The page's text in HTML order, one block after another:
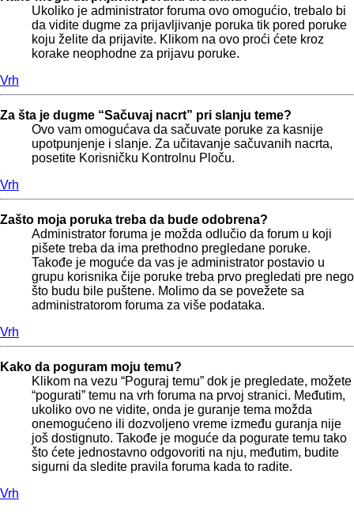
Ukoliko je administrator foruma ovo omogućio, trebalo bi
da vidite dugme za prijavljivanje poruka tik pored poruke
koju želite da prijavite. Klikom na ovo proći ćete kroz
korake neophodne za prijavu poruke.
Vrh
Za šta je dugme “Sačuvaj nacrt” pri slanju teme?
Ovo vam omogućava da sačuvate poruke za kasnije
upotpunjenje i slanje. Za učitavanje sačuvanih nacrta,
posetite Korisničku Kontrolnu Ploču.
Vrh
Zašto moja poruka treba da bude odobrena?
Administrator foruma je možda odlučio da forum u koji
pišete treba da ima prethodno pregledane poruke.
Takođe je moguće da vas je administrator postavio u
grupu korisnika čije poruke treba prvo pregledati pre nego
što budu bile puštene. Molimo da se povežete sa
administratorom foruma za više podataka.
Vrh
Kako da poguram moju temu?
Klikom na vezu “Poguraj temu” dok je pregledate, možete
“pogurati” temu na vrh foruma na prvoj stranici. Međutim,
ukoliko ovo ne vidite, onda je guranje tema možda
onemogućeno ili dozvoljeno vreme između guranja nije
još dostignuto. Takođe je moguće da pogurate temu tako
što ćete jednostavno odgovoriti na nju, međutim, budite
sigurni da sledite pravila foruma kada to radite.
Vrh